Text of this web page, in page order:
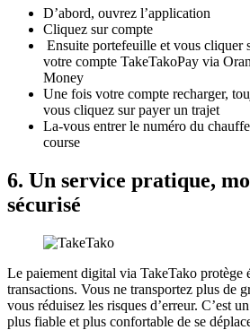
D’abord, ouvrez l’application
Cliquez sur compte
Ensuite portefeuille et vous cliquer
votre compte TakeTakoPay via
Money
Une fois votre compte recharger,
vous cliquez sur payer un trajet
La-vous entrer le numéro du
course
6. Un service pratique,
sécurisé
Le paiement digital via TakeTako protège
transactions. Vous ne transportez plus de
vous réduisez les risques d’erreur. C’est
plus fiable et plus confortable de se